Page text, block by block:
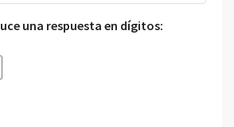
una respuesta en dígitos: